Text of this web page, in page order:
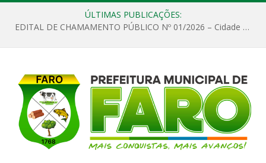
ÚLTIMAS PUBLICAÇÕES:
EDITAL DE CHAMAMENTO PÚBLICO Nº 01/2026 – Cidade de Faro